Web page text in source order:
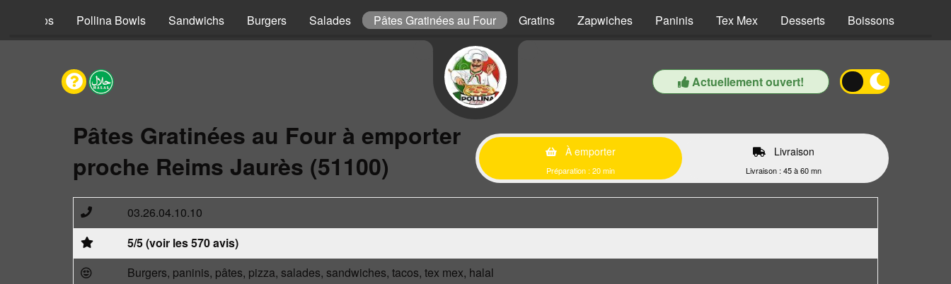
Tacos Pollina Bowls Sandwichs Burgers Salades Pâtes Gratinées au Four Gratins Zapwiches Paninis Tex Mex Desserts Boissons
Actuellement ouvert!
Pâtes Gratinées au Four à emporter
proche Reims Jaurès (51100)
À emporter
Préparation : 20 min
Livraison
Livraison : 45 à 60 mn
03.26.04.10.10
5/5 (voir les 570 avis)
Burgers, paninis, pâtes, pizza, salades, sandwiches, tacos, tex mex, halal